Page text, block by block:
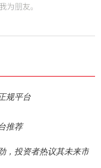
规平台
推荐
，投资者热议其未来市